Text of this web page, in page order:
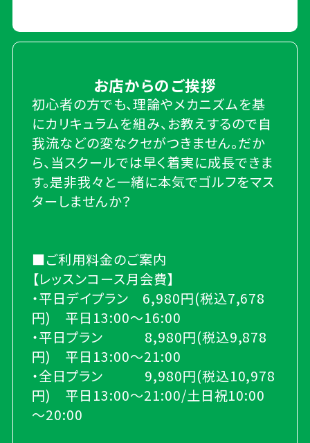
お店からのご挨拶
初心者の方でも、理論やメカニズムを基
にカリキュラムを組み、お教えするので自
我流などの変なクセがつきません。だか
ら、当スクールでは早く着実に成長できま
す。是非我々と一緒に本気でゴルフをマス
ターしませんか？
■ご利用料金のご案内
【レッスンコース月会費】
・平日デイプラン 6,980円(税込7,678
円) 平日13:00～16:00
・平日プラン 8,980円(税込9,878
円) 平日13:00～21:00
・全日プラン 9,980円(税込10,978
円) 平日13:00～21:00/土日祝10:00
～20:00